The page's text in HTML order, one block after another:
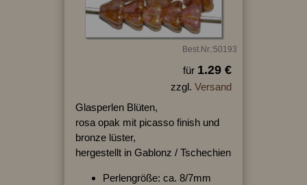
Best.Nr.:50193
für 1.29 €
zzgl. Versand
Glasperlen Blüten,
rosa opak mit picasso finish und
bronze lüster,
hergestellt in Gablonz / Tschechien
Perlengröße: ca. 8/7mm